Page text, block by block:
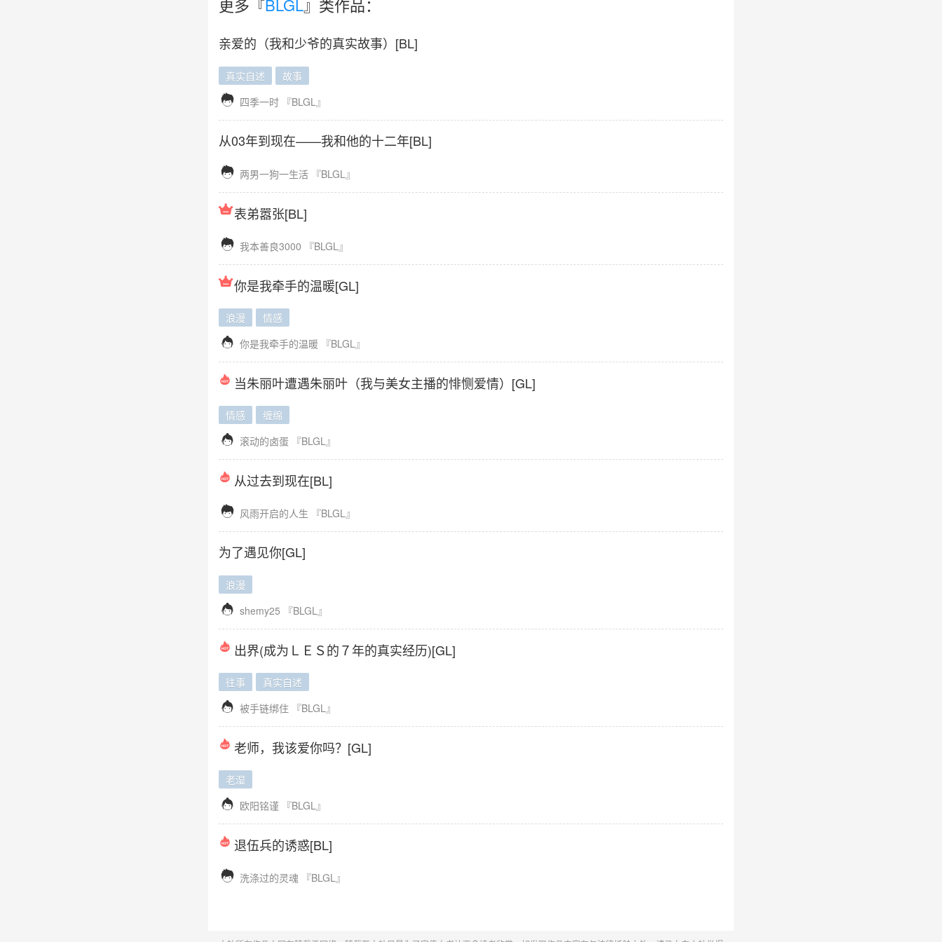
更多『BLGL』类作品：
亲爱的（我和少爷的真实故事）[BL]
真实自述 故事
 四季一时 『BLGL』
从03年到现在——我和他的十二年[BL]
 两男一狗一生活 『BLGL』
表弟嚣张[BL]
 我本善良3000 『BLGL』
你是我牵手的温暖[GL]
浪漫 情感
 你是我牵手的温暖 『BLGL』
当朱丽叶遭遇朱丽叶（我与美女主播的悱恻爱情）[GL]
情感 缠绵
 滚动的卤蛋 『BLGL』
从过去到现在[BL]
 风雨开启的人生 『BLGL』
为了遇见你[GL]
浪漫
 shemy25 『BLGL』
出界(成为ＬＥＳ的７年的真实经历)[GL]
往事 真实自述
 被手链绑住 『BLGL』
老师，我该爱你吗？[GL]
老湿
 欧阳铭谨 『BLGL』
退伍兵的诱惑[BL]
 洗涤过的灵魂 『BLGL』